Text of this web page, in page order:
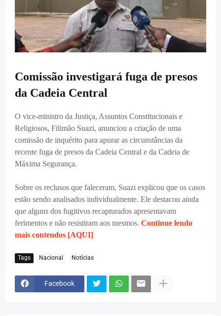
Comissão investigará fuga de presos
da Cadeia Central
O vice-ministro da Justiça, Assuntos Constitucionais e
Religiosos, Filimão Suazi, anunciou a criação de uma
comissão de inquérito para apurar as circunstâncias da
recente fuga de presos da Cadeia Central e da Cadeia de
Máxima Segurança.
Sobre os reclusos que faleceram, Suazi explicou que os casos
estão sendo analisados individualmente. Ele destacou ainda
que alguns dos fugitivos recapturados apresentavam
ferimentos e não resistiram aos mesmos. Continue lendo
mais conteudos [AQUI]
Tags Nacional Notícias
Facebook